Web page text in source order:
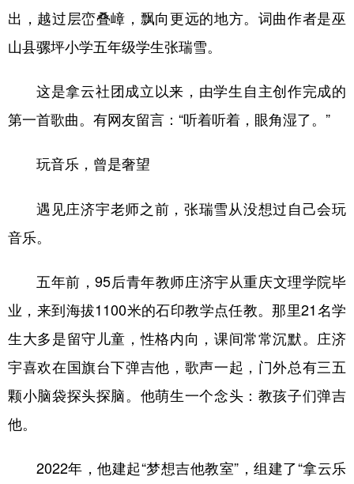
出，越过层峦叠嶂，飘向更远的地方。词曲作者是巫
山县骡坪小学五年级学生张瑞雪。
这是拿云社团成立以来，由学生自主创作完成的
第一首歌曲。有网友留言：“听着听着，眼角湿了。”
玩音乐，曾是奢望
遇见庄济宇老师之前，张瑞雪从没想过自己会玩
音乐。
五年前，95后青年教师庄济宇从重庆文理学院毕
业，来到海拔1100米的石印教学点任教。那里21名学
生大多是留守儿童，性格内向，课间常常沉默。庄济
宇喜欢在国旗台下弹吉他，歌声一起，门外总有三五
颗小脑袋探头探脑。他萌生一个念头：教孩子们弹吉
他。
2022年，他建起“梦想吉他教室”，组建了“拿云乐